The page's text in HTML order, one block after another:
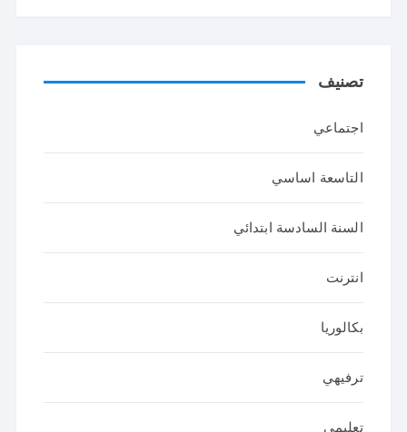
تصنيف
اجتماعي
التاسعة اساسي
السنة السادسة ابتدائي
انترنت
بكالوريا
ترفيهي
تعليمي